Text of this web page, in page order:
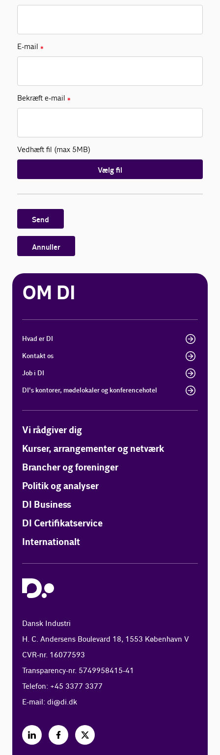
E-mail ✱
Bekræft e-mail ✱
Vedhæft fil (max 5MB)
Vælg fil
Send
Annuller
OM DI
Hvad er DI
Kontakt os
Job i DI
DI's kontorer, mødelokaler og konferencehotel
Vi rådgiver dig
Kurser, arrangementer og netværk
Brancher og foreninger
Politik og analyser
DI Business
DI Certifikatservice
Internationalt
Dansk Industri
H. C. Andersens Boulevard 18, 1553 København V
CVR-nr. 16077593
Transparency-nr. 5749958415-41
Telefon: +45 3377 3377
E-mail:di@di.dk